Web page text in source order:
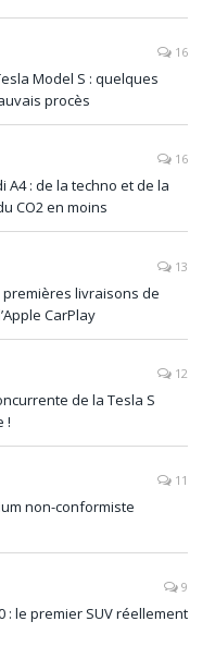
16
Model S : quelques
procès
16
A4 : de la techno et de la
CO2 en moins
13
livraisons de
CarPlay
12
de la Tesla S
!
11
non-conformiste
9
: le premier SUV réellement